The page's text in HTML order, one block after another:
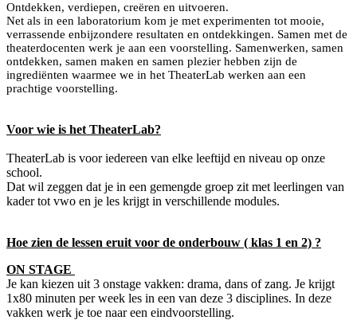
Ontdekken, verdiepen, creëren en uitvoeren.
Net als in een laboratorium kom je met experimenten tot mooie,
verrassende enbijzondere resultaten en ontdekkingen. Samen met de
theaterdocenten werk je aan een voorstelling. Samenwerken, samen
ontdekken, samen maken en samen plezier hebben zijn de
ingrediënten waarmee we in het TheaterLab werken aan een
prachtige voorstelling.
Voor wie is het TheaterLab?
TheaterLab is voor iedereen van elke leeftijd en niveau op onze
school.
Dat wil zeggen dat je in een gemengde groep zit met leerlingen van
kader tot vwo en je les krijgt in verschillende modules.
Hoe zien de lessen eruit voor de onderbouw ( klas 1 en 2) ?
ON STAGE
Je kan kiezen uit 3 onstage vakken: drama, dans of zang. Je krijgt
1x80 minuten per week les in een van deze 3 disciplines. In deze
vakken werk je toe naar een eindvoorstelling.